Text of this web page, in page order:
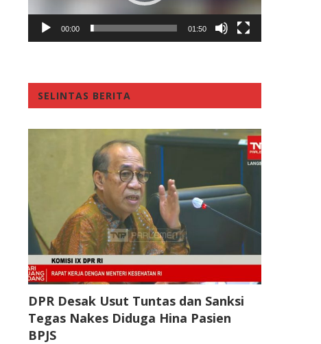
00:00 01:50
SELINTAS BERITA
DPR Desak Usut Tuntas dan Sanksi
Tegas Nakes Diduga Hina Pasien
BPJS